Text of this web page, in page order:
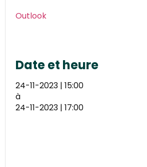
Outlook
Date et heure
24-11-2023 | 15:00
à
24-11-2023 | 17:00